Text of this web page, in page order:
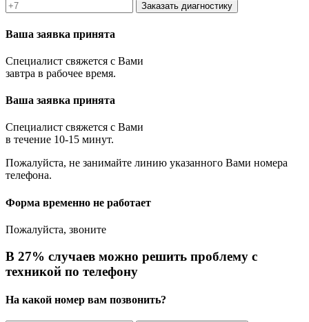
Заказать диагностику
Ваша заявка принята
Специалист свяжется с Вами
завтра в рабочее время.
Ваша заявка принята
Специалист свяжется с Вами
в течение 10-15 минут.
Пожалуйста, не занимайте линию указанного Вами номера
телефона.
Форма временно не работает
Пожалуйста, звоните
В 27% случаев можно решить проблему с
техникой по телефону
На какой номер вам позвонить?